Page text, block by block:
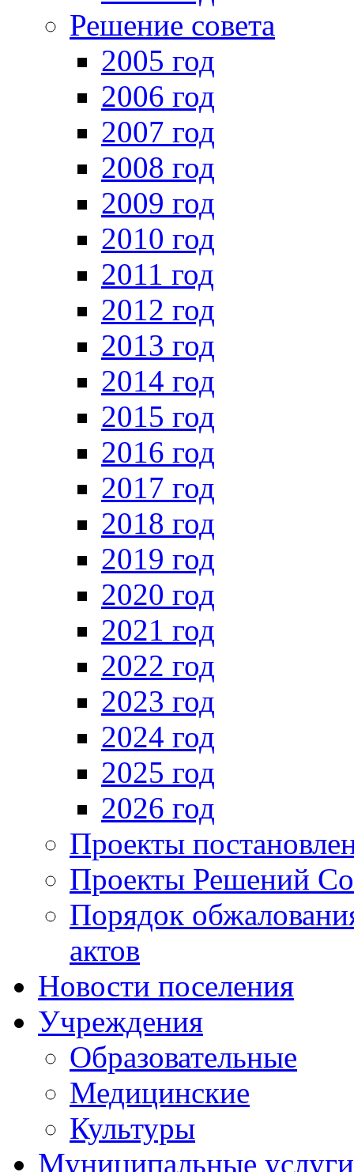
Решение совета
2005 год
2006 год
2007 год
2008 год
2009 год
2010 год
2011 год
2012 год
2013 год
2014 год
2015 год
2016 год
2017 год
2018 год
2019 год
2020 год
2021 год
2022 год
2023 год
2024 год
2025 год
2026 год
Проекты
Проекты Решений
Порядок
актов
Новости поселения
Учреждения
Образовательные
Медицинские
Культуры
Муниципальные услуги